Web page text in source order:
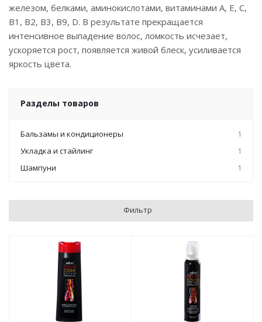
железом, белками, аминокислотами, витаминами А, Е, С,
B1, B2, B3, B9, D. В результате прекращается
интенсивное выпадение волос, ломкость исчезает,
ускоряется рост, появляется живой блеск, усиливается
яркость цвета.
Разделы товаров
Бальзамы и кондиционеры
1
Укладка и стайлинг
1
Шампуни
1
Фильтр